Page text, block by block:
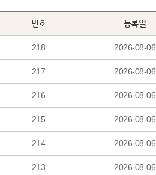
번호 등록일
218 2026-08-06
217 2026-08-06
216 2026-08-06
215 2026-08-06
214 2026-08-06
213 2026-08-06